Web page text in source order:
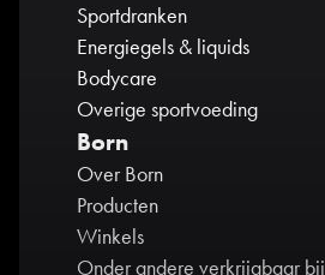
Sportdranken
Energiegels & liquids
Bodycare
Overige sportvoeding
Born
Over Born
Producten
Winkels
Onder andere verkrijgbaar bij